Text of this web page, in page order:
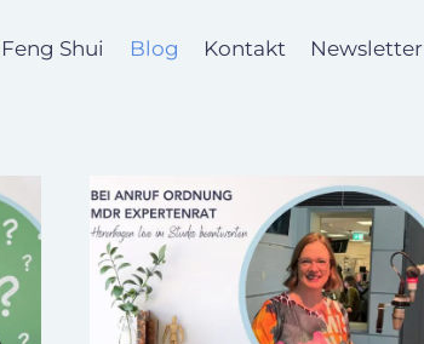
Feng Shui Blog Kontakt Newsletter